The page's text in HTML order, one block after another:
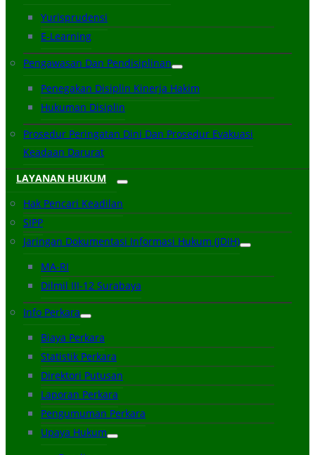
Yurisprudensi
E-Learning
Pengawasan Dan Pendisiplinan
Penegakan Disiplin Kinerja Hakim
Hukuman Disiplin
Prosedur Peringatan Dini Dan Prosedur Evakuasi
Keadaan Darurat
LAYANAN HUKUM
Hak Pencari Keadilan
SIPP
Jaringan Dokumentasi Informasi Hukum (JDIH)
MA-RI
Dilmil III-12 Surabaya
Info Perkara
Biaya Perkara
Statistik Perkara
Direktori Putusan
Laporan Perkara
Pengumuman Perkara
Upaya Hukum